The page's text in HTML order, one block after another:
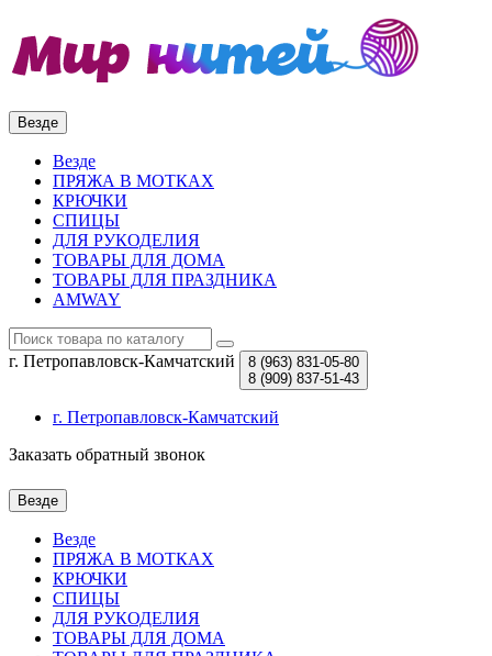
Везде
Везде
ПРЯЖА В МОТКАХ
КРЮЧКИ
СПИЦЫ
ДЛЯ РУКОДЕЛИЯ
ТОВАРЫ ДЛЯ ДОМА
ТОВАРЫ ДЛЯ ПРАЗДНИКА
AMWAY
г. Петропавловск-Камчатский 8 (963) 831-05-80
8 (909) 837-51-43
г. Петропавловск-Камчатский
Заказать обратный звонок
Везде
Везде
ПРЯЖА В МОТКАХ
КРЮЧКИ
СПИЦЫ
ДЛЯ РУКОДЕЛИЯ
ТОВАРЫ ДЛЯ ДОМА